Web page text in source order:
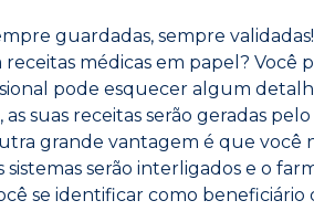
guardadas, sempre
médicas em papel? Você
pode esquecer algum
suas receitas serão geradas
grande vantagem é que você
sistemas serão interligados e o
se identificar como beneficiário